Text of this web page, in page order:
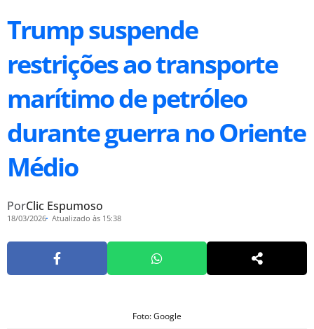
Trump suspende
restrições ao transporte
marítimo de petróleo
durante guerra no Oriente
Médio
PorClic Espumoso
18/03/2026 Atualizado às 15:38
Foto: Google